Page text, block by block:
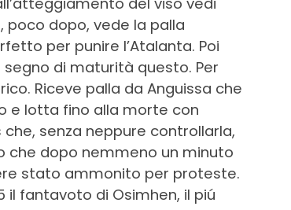
poco dopo, vede la palla
per punire l’Atalanta. Poi
di maturità questo. Per
Riceve palla da Anguissa che
e lotta fino alla morte con
senza neppure controllarla,
che dopo nemmeno un minuto
stato ammonito per proteste.
il fantavoto di Osimhen, il piú